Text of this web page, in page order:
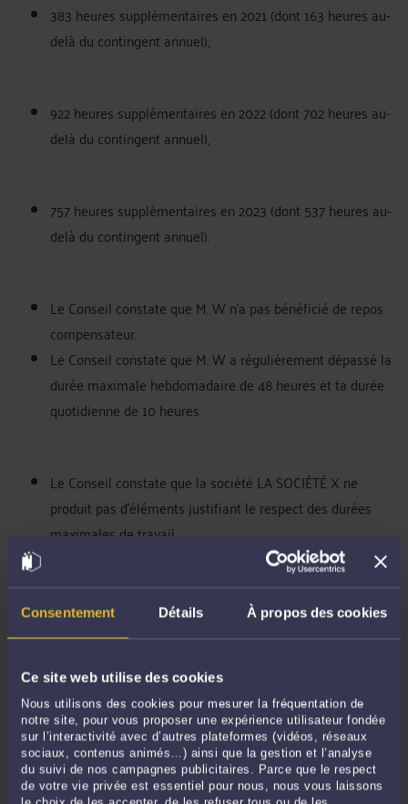
Consentement Détails À propos des cookies
Ce site web utilise des cookies
Nous utilisons des cookies pour mesurer la fréquentation de
notre site, pour vous proposer une expérience utilisateur fondée
sur l’interactivité avec d’autres plateformes (vidéos, réseaux
sociaux, contenus animés…) ainsi que la gestion et l’analyse
du suivi de nos campagnes publicitaires. Parce que le respect
de votre vie privée est essentiel pour nous, nous vous laissons
383 heures supplémentaires en 2021 (dont 163 heures au-
delà du contingent annuel),
922 heures supplémentaires en 2022 (dont 702 heures au-
delà du contingent annuel),
757 heures supplémentaires en 2023 (dont 537 heures au-
delà du contingent annuel).
Le Conseil constate que M. W n'a pas bénéficié de repos
compensateur.
Le Conseil constate que M. W a régulièrement dépassé la
durée maximale hebdomadaire de 48 heures et ta durée
quotidienne de 10 heures.
Le Conseil constate que la société LA SOCIÉTÉ X ne
produit pas d'éléments justifiant le respect des durées
maximales de travail.
Le Conseil condamne LA SOCIÉTÉ X à payer à Monsieur W
la somme de 41.924,06 euros nets à titre d'indemnité pour
non-respect du contingent annuel d'heures supplémentaires.
Le Conseil condamne LA SOCIÉTÉ X à payer à Monsieur W
la somme de 1.000 euros nets à titre de dommages-intérêts
pour non-respect des durées maximales hebdomadaires
travail.